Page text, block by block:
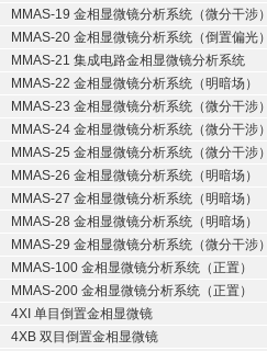
MMAS-19 金相显微镜分析系统（微分干涉）
MMAS-20 金相显微镜分析系统（倒置偏光）
MMAS-21 集成电路金相显微镜分析系统
MMAS-22 金相显微镜分析系统（明暗场）
MMAS-23 金相显微镜分析系统（微分干涉）
MMAS-24 金相显微镜分析系统（微分干涉）
MMAS-25 金相显微镜分析系统（微分干涉）
MMAS-26 金相显微镜分析系统（明暗场）
MMAS-27 金相显微镜分析系统（明暗场）
MMAS-28 金相显微镜分析系统（明暗场）
MMAS-29 金相显微镜分析系统（微分干涉）
MMAS-100 金相显微镜分析系统（正置）
MMAS-200 金相显微镜分析系统（正置）
4XI 单目倒置金相显微镜
4XB 双目倒置金相显微镜